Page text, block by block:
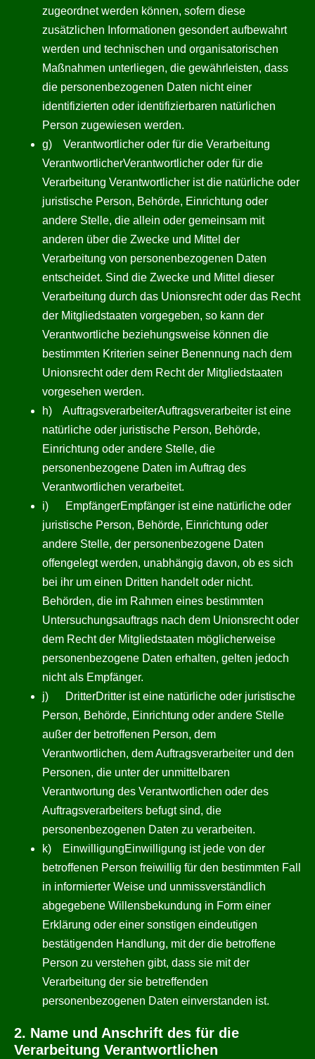
zugeordnet werden können, sofern diese
zusätzlichen Informationen gesondert aufbewahrt
werden und technischen und organisatorischen
Maßnahmen unterliegen, die gewährleisten, dass
die personenbezogenen Daten nicht einer
identifizierten oder identifizierbaren natürlichen
Person zugewiesen werden.
g) Verantwortlicher oder für die Verarbeitung
VerantwortlicherVerantwortlicher oder für die
Verarbeitung Verantwortlicher ist die natürliche oder
juristische Person, Behörde, Einrichtung oder
andere Stelle, die allein oder gemeinsam mit
anderen über die Zwecke und Mittel der
Verarbeitung von personenbezogenen Daten
entscheidet. Sind die Zwecke und Mittel dieser
Verarbeitung durch das Unionsrecht oder das Recht
der Mitgliedstaaten vorgegeben, so kann der
Verantwortliche beziehungsweise können die
bestimmten Kriterien seiner Benennung nach dem
Unionsrecht oder dem Recht der Mitgliedstaaten
vorgesehen werden.
h) AuftragsverarbeiterAuftragsverarbeiter ist eine
natürliche oder juristische Person, Behörde,
Einrichtung oder andere Stelle, die
personenbezogene Daten im Auftrag des
Verantwortlichen verarbeitet.
i) EmpfängerEmpfänger ist eine natürliche oder
juristische Person, Behörde, Einrichtung oder
andere Stelle, der personenbezogene Daten
offengelegt werden, unabhängig davon, ob es sich
bei ihr um einen Dritten handelt oder nicht.
Behörden, die im Rahmen eines bestimmten
Untersuchungsauftrags nach dem Unionsrecht oder
dem Recht der Mitgliedstaaten möglicherweise
personenbezogene Daten erhalten, gelten jedoch
nicht als Empfänger.
j) DritterDritter ist eine natürliche oder juristische
Person, Behörde, Einrichtung oder andere Stelle
außer der betroffenen Person, dem
Verantwortlichen, dem Auftragsverarbeiter und den
Personen, die unter der unmittelbaren
Verantwortung des Verantwortlichen oder des
Auftragsverarbeiters befugt sind, die
personenbezogenen Daten zu verarbeiten.
k) EinwilligungEinwilligung ist jede von der
betroffenen Person freiwillig für den bestimmten Fall
in informierter Weise und unmissverständlich
abgegebene Willensbekundung in Form einer
Erklärung oder einer sonstigen eindeutigen
bestätigenden Handlung, mit der die betroffene
Person zu verstehen gibt, dass sie mit der
Verarbeitung der sie betreffenden
personenbezogenen Daten einverstanden ist.
2. Name und Anschrift des für die
Verarbeitung Verantwortlichen